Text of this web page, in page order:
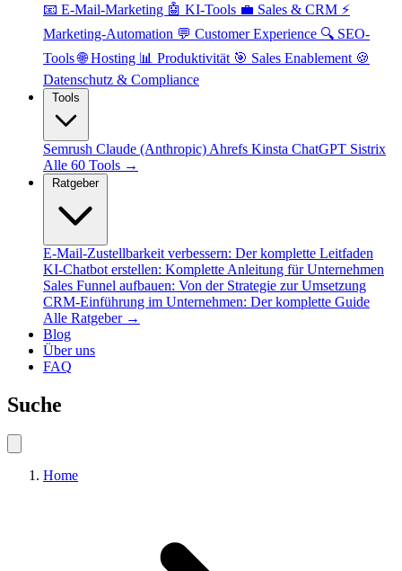
📧 E-Mail-Marketing 🤖 KI-Tools 💼 Sales & CRM ⚡
Marketing-Automation 💬 Customer Experience 🔍 SEO-
Tools🌐 Hosting 📊 Produktivität 🎯 Sales Enablement 🍪
Datenschutz & Compliance
Semrush Claude (Anthropic) Ahrefs Kinsta ChatGPT Sistrix
Alle 60 Tools →
Ratgeber
E-Mail-Zustellbarkeit verbessern: Der komplette Leitfaden
KI-Chatbot erstellen: Komplette Anleitung für Unternehmen
Sales Funnel aufbauen: Von der Strategie zur Umsetzung
CRM-Einführung im Unternehmen: Der komplette Guide
Alle Ratgeber →
Blog
Über uns
FAQ
Suche
Home